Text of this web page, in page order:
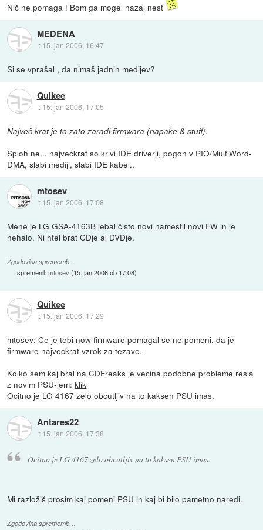
Nič ne pomaga ! Bom ga mogel nazaj nest
MEDENA
:: 15. jan 2006, 16:47
Si se vprašal , da nimaš jadnih medijev?
Quikee
:: 15. jan 2006, 17:05
Največ krat je to zato zaradi firmwara (napake & stuff).
Sploh ne... najveckrat so krivi IDE driverji, pogon v PIO/MultiWord-
DMA, slabi mediji, slabi IDE kabel..
mtosev
:: 15. jan 2006, 17:08
Mene je LG GSA-4163B jebal čisto novi namestil novi FW in je
nehalo. Ni htel brat CDje al DVDje.
Zgodovina sprememb…
spremenil:mtosev(15. jan 2006 ob 17:08)
Quikee
:: 15. jan 2006, 17:29
mtosev: Ce je tebi now firmware pomagal se ne pomeni, da je
firmware najveckrat vzrok za tezave.
Kolko sem kaj bral na CDFreaks je vecina podobne probleme resla
z novim PSU-jem:klik
Ocitno je LG 4167 zelo obcutljiv na to kaksen PSU imas.
Antares22
:: 15. jan 2006, 17:38
Ocitno je LG 4167 zelo obcutljiv na to kaksen PSU imas.
Mi razložiš prosim kaj pomeni PSU in kaj bi bilo pametno naredi.
Zgodovina sprememb…